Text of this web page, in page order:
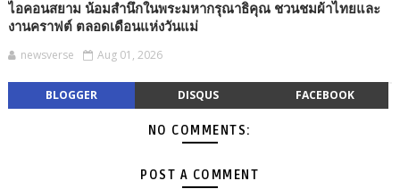
ไอคอนสยาม น้อมสำนึกในพระมหากรุณาธิคุณ ชวนชมผ้าไทยและ
งานคราฟต์ ตลอดเดือนแห่งวันแม่
newsverse Aug 01, 2026
BLOGGER DISQUS FACEBOOK
NO COMMENTS:
POST A COMMENT